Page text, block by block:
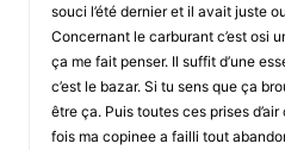
souci l’été dernier et il avait juste
Concernant le carburant c’est osi
ça me fait penser. Il suffit d’une
c’est le bazar. Si tu sens que ça
être ça. Puis toutes ces prises
fois ma copinee a failli tout